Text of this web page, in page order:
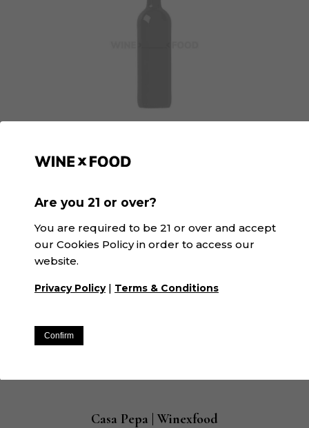
Casa Pepa | Winexfood
Casa Pepa | Winexfood
Are you 21 or over?
You are required to be 21 or over and accept
our Cookies Policy in order to access our
website.
Privacy Policy| Terms & Conditions
Confirm